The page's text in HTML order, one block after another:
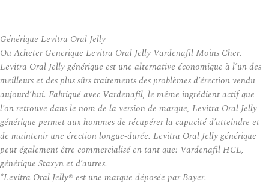
Générique Levitra Oral Jelly
Ou Acheter Generique Levitra Oral Jelly Vardenafil Moins Cher.
Levitra Oral Jelly générique est une alternative économique à l’un des
meilleurs et des plus sûrs traitements des problèmes d’érection vendu
aujourd’hui. Fabriqué avec Vardenafil, le même ingrédient actif que
l’on retrouve dans le nom de la version de marque, Levitra Oral Jelly
générique permet aux hommes de récupérer la capacité d’atteindre et
de maintenir une érection longue-durée. Levitra Oral Jelly générique
peut également être commercialisé en tant que: Vardenafil HCL,
générique Staxyn et d’autres.
*Levitra Oral Jelly® est une marque déposée par Bayer.